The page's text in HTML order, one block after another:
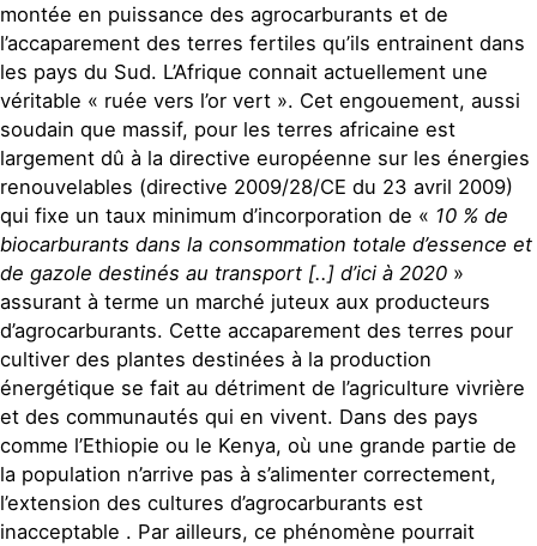
montée en puissance des agrocarburants et de
l’accaparement des terres fertiles qu’ils entrainent dans
les pays du Sud. L’Afrique connait actuellement une
véritable « ruée vers l’or vert ». Cet engouement, aussi
soudain que massif, pour les terres africaine est
largement dû à la directive européenne sur les énergies
renouvelables (directive 2009/28/CE du 23 avril 2009)
qui fixe un taux minimum d’incorporation de « 10 % de
biocarburants dans la consommation totale d’essence et
de gazole destinés au transport [..] d’ici à 2020 »
assurant à terme un marché juteux aux producteurs
d’agrocarburants. Cette accaparement des terres pour
cultiver des plantes destinées à la production
énergétique se fait au détriment de l’agriculture vivrière
et des communautés qui en vivent. Dans des pays
comme l’Ethiopie ou le Kenya, où une grande partie de
la population n’arrive pas à s’alimenter correctement,
l’extension des cultures d’agrocarburants est
inacceptable . Par ailleurs, ce phénomène pourrait